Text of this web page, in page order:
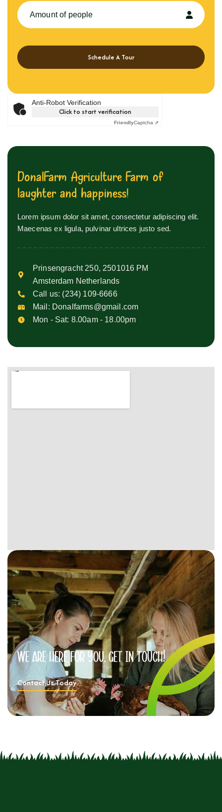
Schedule A Tour
Anti-Robot Verification
Click to start verification
FriendlyCaptcha ⇗
DonalFarm Agriculture Farm of
laughter and happiness!
Lorem ipsum dolor sit amet, consectetur adipiscing elit.
Maecenas ex ligula, pulvinar ultrices justo sed.
Prinsengracht 250, 2501016 PM
Amsterdam Netherlands
Call us: (234) 109-6666
Mail: Donalfarms@gmail.com
Mon - Sat: 8.00am - 18.00pm
Weare herefor you.GetinTouch!
Contact Us Today